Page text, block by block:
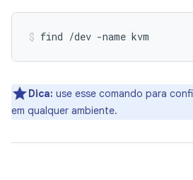
find /dev -name kvm
Dica: use esse comando para
em qualquer ambiente.